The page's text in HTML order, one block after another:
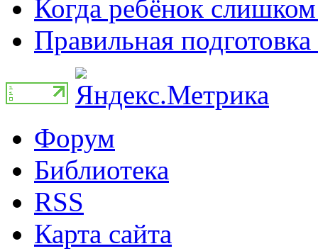
Когда ребёнок
Правильная
Форум
Библиотека
RSS
Карта сайта